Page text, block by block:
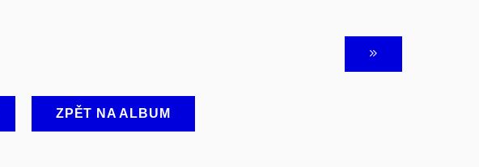
ZPĚT NA ALBUM